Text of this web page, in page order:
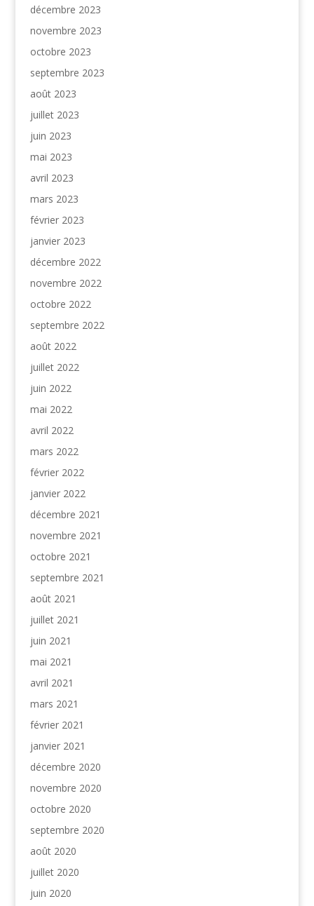
décembre 2023
novembre 2023
octobre 2023
septembre 2023
août 2023
juillet 2023
juin 2023
mai 2023
avril 2023
mars 2023
février 2023
janvier 2023
décembre 2022
novembre 2022
octobre 2022
septembre 2022
août 2022
juillet 2022
juin 2022
mai 2022
avril 2022
mars 2022
février 2022
janvier 2022
décembre 2021
novembre 2021
octobre 2021
septembre 2021
août 2021
juillet 2021
juin 2021
mai 2021
avril 2021
mars 2021
février 2021
janvier 2021
décembre 2020
novembre 2020
octobre 2020
septembre 2020
août 2020
juillet 2020
juin 2020